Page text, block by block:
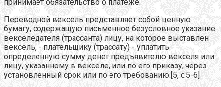
принимает обязательство о платеже.
Переводной вексель представляет собой ценную
бумагу, содержащую письменное безусловное указание
векселедателя (трассанта) лицу, на которое выставлен
вексель, - плательщику (трассату) - уплатить
определенную сумму денег предъявителю векселя или
лицу, указанному в векселе, или по его приказу, через
установленный срок или по его требованию.[5, с.5-6]